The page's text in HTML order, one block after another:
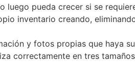
pueda crecer si se
inventario creando,
y fotos propias que haya
correctamente en tres